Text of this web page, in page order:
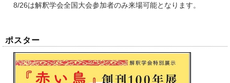
8/26は解釈学会全国大会参加者のみ来場可能となります。
ポスター